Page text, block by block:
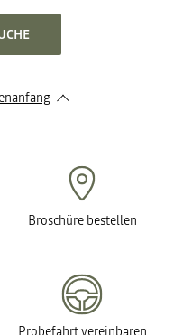
Broschüre bestellen
Probefahrt vereinbaren